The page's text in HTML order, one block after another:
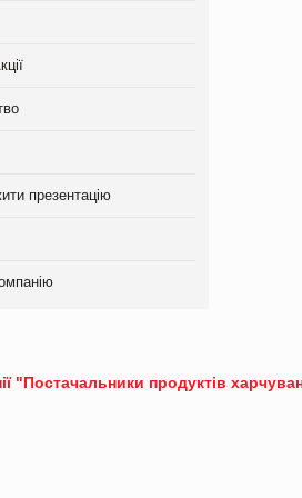
презентацію
"Постачальники продуктів